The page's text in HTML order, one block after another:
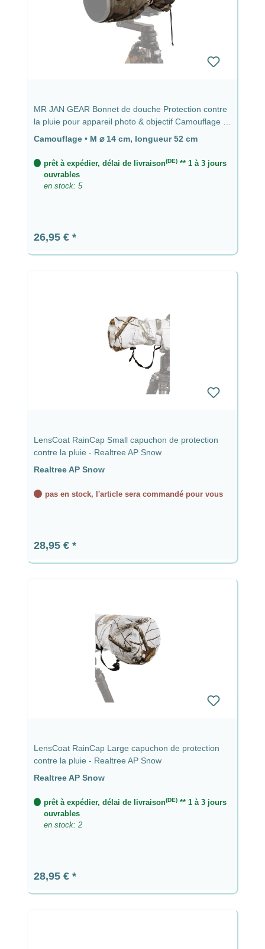
MR JAN GEAR Bonnet de douche Protection contre
la pluie pour appareil photo & objectif Camouflage -
⌀ 14 cm, longueur 52 cm
Camouflage • M ⌀ 14 cm, longueur 52 cm
prêt à expédier, délai de livraison(DE)** 1 à 3 jours
ouvrables
en stock: 5
Prix régulier :
26,95 €
LensCoat RainCap Small capuchon de protection
contre la pluie - Realtree AP Snow
Realtree AP Snow
pas en stock, l'article sera commandé pour vous
Prix régulier :
28,95 €
LensCoat RainCap Large capuchon de protection
contre la pluie - Realtree AP Snow
Realtree AP Snow
prêt à expédier, délai de livraison(DE)** 1 à 3 jours
ouvrables
en stock: 2
Prix régulier :
28,95 €